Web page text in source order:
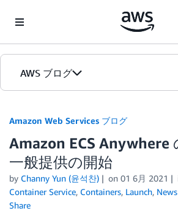
AWS ブログ
カテゴリ
エディション
Amazon Web Services ブログ
Amazon ECS Anywhere
一般提供の開始
by Channy Yun (윤석찬) on 01 6月 2021
Container Service, Containers, Launch, News
Share